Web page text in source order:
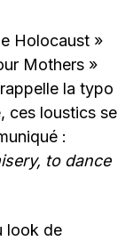
Holocaust »
Mothers »
la typo
ces loustics se
:
to dance
look de